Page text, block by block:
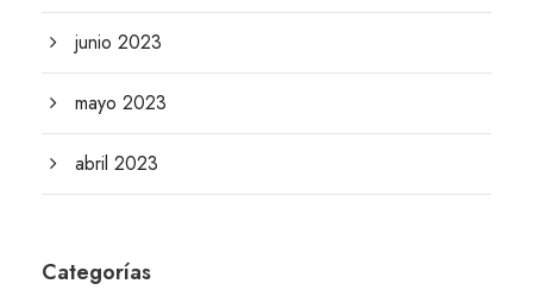
junio 2023
mayo 2023
abril 2023
Categorías